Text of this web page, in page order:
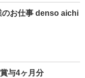
のお仕事 denso aichi
与4ヶ月分